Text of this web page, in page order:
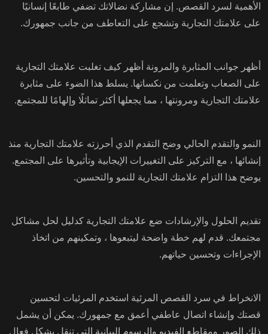
الأهمية لسرد القصص. إن مشاركة نضالاتك تضفي طابعًا إنسانيًا
على علامتك التجارية وتشجع على التعاطف من جانب جمهورك.
أظهر جوانب المثابرة والمرونة أظهر كيف تغلبت علامتك التجارية
على الصعاب وتعلمت من نكساتها. يسلط هذا الضوء على مثابرة
علامتك التجارية ومرونتها ، مما يجعلها أكثر تماثلًا وإلهامًا للمجتمع.
النمو والتقدم الحالي وضح التقدم الذي أحرزته علامتك التجارية منذ
إنشائها ، مع التركيز على التغييرات الإيجابية وتأثيرها على المجتمع.
يوضح هذا التزام علامتك التجارية للنمو والتحسين.
تقديم الحلول والإرشادات ضع علامتك التجارية كدليل لحل مشاكل
مجتمعك. قدم لهم خطة واضحة ليتبعوها ، وتمكينهم من اتخاذ
الإجراءات وتحسين حياتهم.
الانخراط في سرد ​​القصص المرئية استخدم المرئيات لتحسين
قصتك وإنشاء اتصال عاطفي أعمق مع جمهورك. يمكن أن يشمل
ذلك الصور ومقاطع الفيديو والرسوم البيانية التي تنقل بشكل فعال